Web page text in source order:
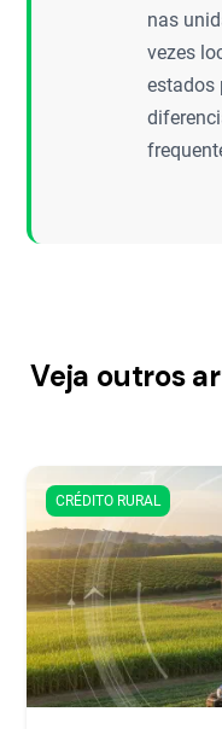
nas
vezes
estados
Veja outros
CRÉDITO RURAL